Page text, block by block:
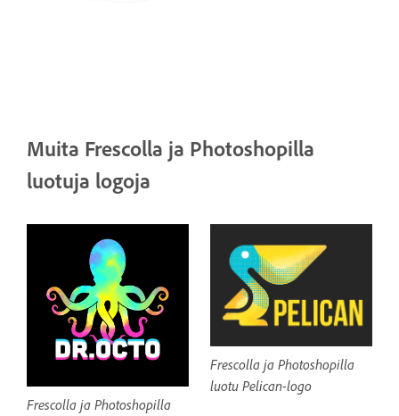
Muita Frescolla ja Photoshopilla
luotuja logoja
Frescolla ja Photoshopilla
Frescolla ja Photoshopilla
luotu Pelican-logo